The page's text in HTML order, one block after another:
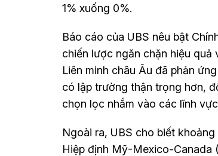
1% xuống 0%.
Báo cáo của UBS nêu bật
chiến lược ngăn chặn hiệu
Liên minh châu Âu đã phản
có lập trường thận trọng hơn,
chọn lọc nhắm vào các lĩnh
Ngoài ra, UBS cho biết
Hiệp định Mỹ-Mexico-Canada